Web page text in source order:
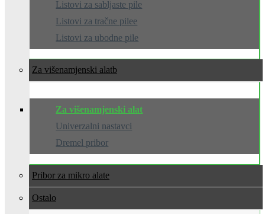
Listovi za sabljaste pile
Listovi za tračne pilee
Listovi za ubodne pile
Za višenamjenski alat
Za višenamjenski alat
Univerzalni nastavci
Dremel pribor
Pribor za mikro alate
Ostalo